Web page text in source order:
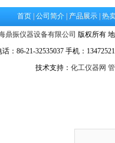
首页 公司简介 产品展示 热
鼎振仪器设备有限公司 版权所有
：86-21-32535037 手机：
技术支持： 化工仪器网